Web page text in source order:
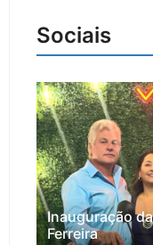
Sociais
Inauguração
Ferreira